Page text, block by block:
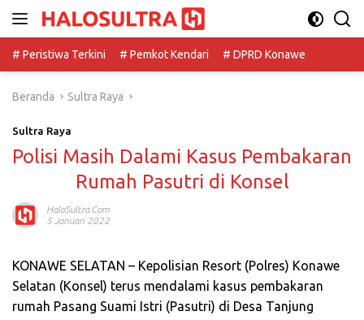
# Peristiwa Terkini
# Pemkot Kendari # DPRD Konawe
Beranda Sultra Raya
Sultra Raya
Polisi Masih Dalami Kasus Pembakaran
Rumah Pasutri di Konsel
HaloSultra.com
5 Januari 2022
KONAWE SELATAN – Kepolisian Resort (Polres) Konawe
Selatan (Konsel) terus mendalami kasus pembakaran
rumah Pasang Suami Istri (Pasutri) di Desa Tanjung